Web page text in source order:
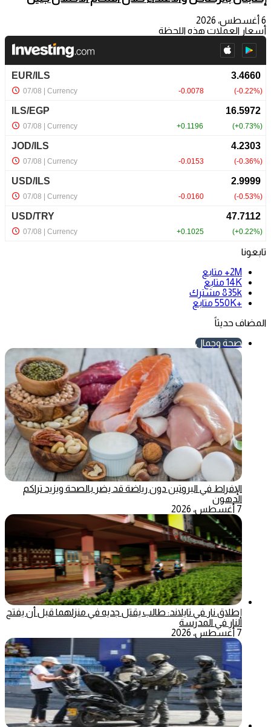
6 أغسطس، 2026
أسعار العملات هذه اللحظة
تابعونا
2M+
متابع
14K متابع
835k مشترك
+550K
متابع
المضاف حديثاً
صحة وجمال
الإفراط في البروتين دون رياضة قد يضر بالصحة ويزيد تراكم
الدهون
7 أغسطس، 2026
إطلاق نار في تايلاند: طالب يقتل جديه في منزلهما قبل أن يفتح
النار في المدرسة
7 أغسطس، 2026